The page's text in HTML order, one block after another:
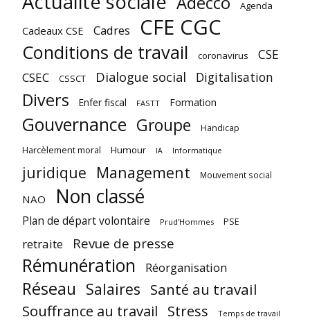
Agenda
Cadeaux CSE Cadres CFE CGC
Conditions de travail coronavirus CSE
CSEC CSSCT Dialogue social Digitalisation
Divers Enfer fiscal FASTT Formation
Gouvernance Groupe Handicap
Harcèlement moral Humour IA Informatique
juridique Management Mouvement social
NAO Non classé
Plan de départ volontaire Prud'Hommes PSE
retraite Revue de presse
Rémunération Réorganisation
Réseau Salaires Santé au travail
Souffrance au travail Stress Temps de travail